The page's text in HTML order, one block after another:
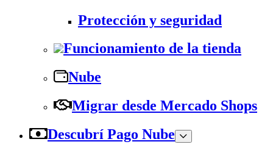
Protección y seguridad
Funcionamiento de la tienda
Nube
Migrar desde Mercado Shops
Descubrí Pago Nube